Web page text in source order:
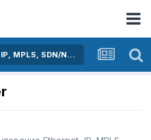
Активное оборудование Ethernet, IP, MPLS, SDN/NFV...